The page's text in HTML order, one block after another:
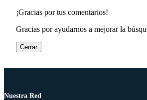
¡Gracias por tus comentarios!
Gracias por ayudarnos a mejorar la
Cerrar
Nuestra Red